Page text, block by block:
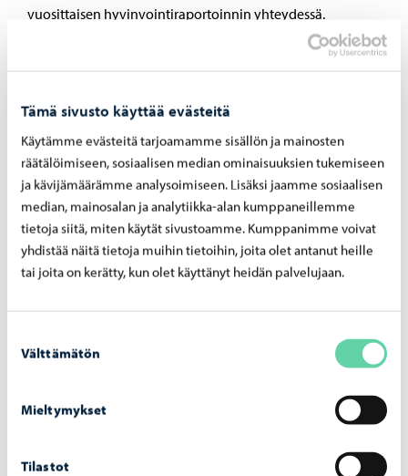
Tämä sivusto käyttää evästeitä
Käytämme evästeitä tarjoamamme sisällön ja mainosten
räätälöimiseen, sosiaalisen median ominaisuuksien tukemiseen
ja kävijämäärämme analysoimiseen. Lisäksi jaamme sosiaalisen
median, mainosalan ja analytiikka-alan kumppaneillemme
tietoja siitä, miten käytät sivustoamme. Kumppanimme voivat
yhdistää näitä tietoja muihin tietoihin, joita olet antanut heille
tai joita on kerätty, kun olet käyttänyt heidän palvelujaan.
valinta
Välttämätön
Mieltymykset
Tilastot
vuosittaisen hyvinvointiraportoinnin yhteydessä.
Riitta Ahonen esitti, Tapio Eskolan ja Leo Kylätaskun
valmisteltavaksi. Esitys hävisi äänestyksen.
Äänestystulos
Kaupunginjohtajan valitseminen
Kaupunginvaltuusto päätti äänestyksen jälkeen valita
vuoden määräajaksi.
äänestettiin kaikkien virkaa hakeneiden kesken. Äänestys